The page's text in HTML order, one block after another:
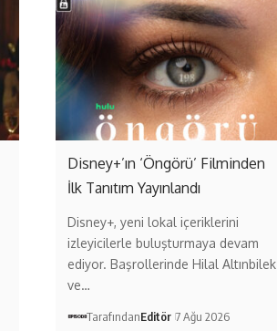
Disney+’ın ‘Öngörü’ Filminden
İlk Tanıtım Yayınlandı
Disney+, yeni lokal içeriklerini
izleyicilerle buluşturmaya devam
ediyor. Başrollerinde Hilal Altınbilek
ve…
TarafındanEditör 7 Ağu 2026